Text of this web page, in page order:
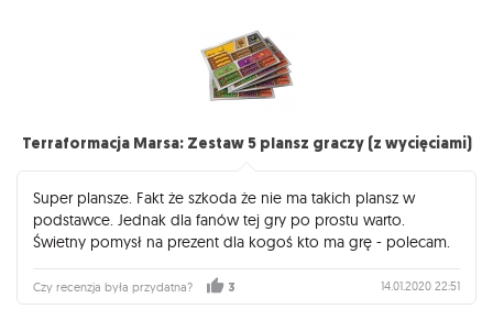
Terraformacja Marsa: Zestaw 5 plansz graczy (z wycięciami)
Super plansze. Fakt że szkoda że nie ma takich plansz w
podstawce. Jednak dla fanów tej gry po prostu warto.
Świetny pomysł na prezent dla kogoś kto ma grę - polecam.
Czy recenzja była przydatna? 3 14.01.2020 22:51